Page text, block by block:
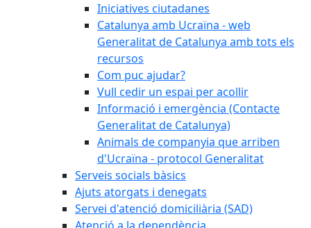
Iniciatives ciutadanes
Catalunya amb Ucraïna - web
Generalitat de Catalunya amb tots els
recursos
Com puc ajudar?
Vull cedir un espai per acollir
Informació i emergència (Contacte
Generalitat de Catalunya)
Animals de companyia que arriben
d'Ucraïna - protocol Generalitat
Serveis socials bàsics
Ajuts atorgats i denegats
Servei d'atenció domiciliària (SAD)